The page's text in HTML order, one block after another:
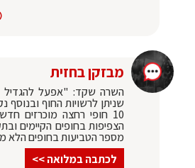
מבזקן בחזית
השרה שקד: "אפעל להגדיל
שניתן לרשויות החוף ובנוסף
10 חופי רחצה מוכרזים
הצפיפות בחופים הקיימים
מספר הטביעות בחופים הלא
לכתבה במלואה >>